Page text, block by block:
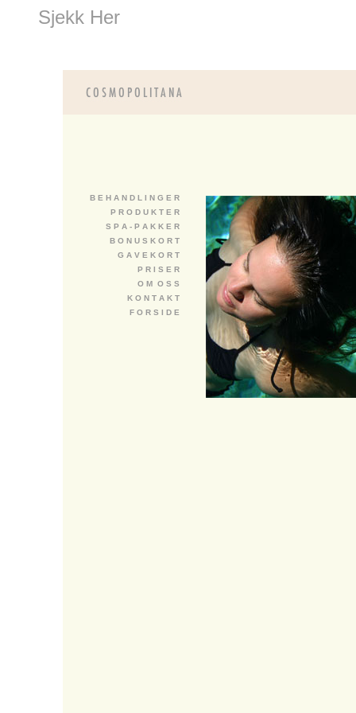
Sjekk Her
B E H A N D L I N G E R
P R O D U K T E R
S P A - P A K K E R
B O N U S K O R T
G A V E K O R T
P R I S E R
O M O S S
K O N T A K T
F O R S I D E